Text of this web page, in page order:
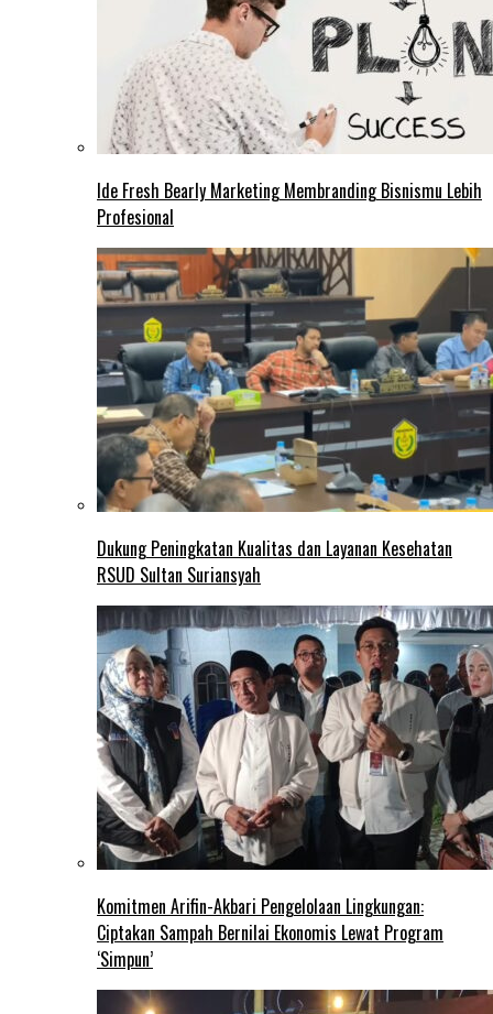
Ide Fresh Bearly Marketing Membranding Bisnismu Lebih
Profesional
Dukung Peningkatan Kualitas dan Layanan Kesehatan
RSUD Sultan Suriansyah
Komitmen Arifin-Akbari Pengelolaan Lingkungan:
Ciptakan Sampah Bernilai Ekonomis Lewat Program
‘Simpun’